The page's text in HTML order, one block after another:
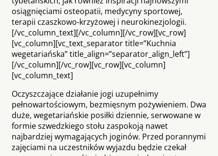
osiągnięciami osteopatii, medycyny sportowej,
terapii czaszkowo-krzyżowej i neurokinezjologii.
[/vc_column_text][/vc_column][/vc_row][vc_row]
[vc_column][vc_text_separator title=”Kuchnia
wegetariańska” title_align=”separator_align_left”]
[/vc_column][/vc_row][vc_row][vc_column]
[vc_column_text]
Oczyszczające działanie jogi uzupełnimy
pełnowartościowym, bezmięsnym pożywieniem. Dwa
duże, wegetariańskie posiłki dziennie, serwowane w
formie szwedzkiego stołu zaspokoją nawet
najbardziej wymagających joginów. Przed porannymi
zajęciami na uczestników wyjazdu będzie czekał